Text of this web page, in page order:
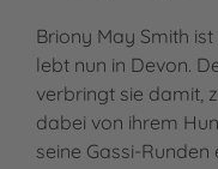
Briony May Smith
lebt nun in Devon.
verbringt sie damit,
dabei von ihrem
seine Gassi-